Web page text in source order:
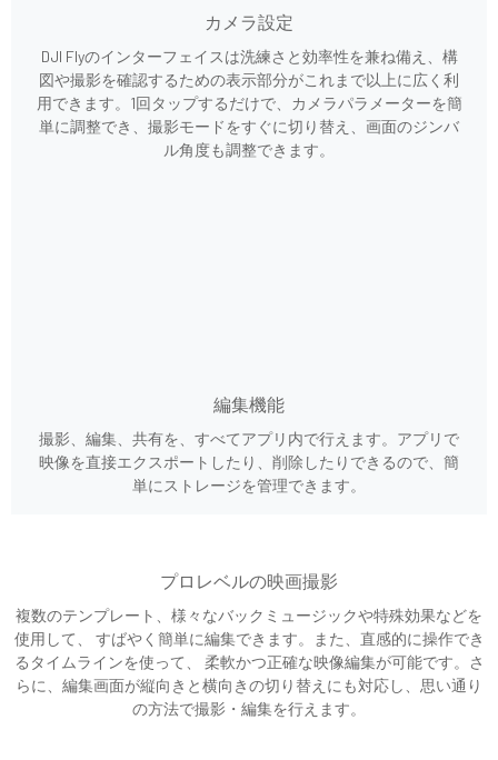
カメラ設定
DJI Flyのインターフェイスは洗練さと効率性を兼ね備え、構
図や撮影を確認するための表示部分がこれまで以上に広く利
用できます。1回タップするだけで、カメラパラメーターを簡
単に調整でき、撮影モードをすぐに切り替え、画面のジンバ
ル角度も調整できます。
編集機能
撮影、編集、共有を、すべてアプリ内で行えます。アプリで
映像を直接エクスポートしたり、削除したりできるので、簡
単にストレージを管理できます。
プロレベルの映画撮影
複数のテンプレート、様々なバックミュージックや特殊効果などを
使用して、 すばやく簡単に編集できます。また、直感的に操作でき
るタイムラインを使って、 柔軟かつ正確な映像編集が可能です。さ
らに、編集画面が縦向きと横向きの切り替えにも対応し、思い通り
の方法で撮影・編集を行えます。